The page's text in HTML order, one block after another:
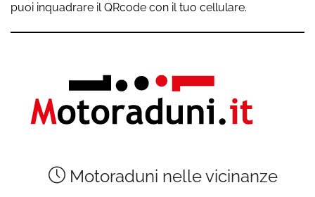
puoi inquadrare il QRcode con il tuo cellulare.
Motoraduni nelle vicinanze